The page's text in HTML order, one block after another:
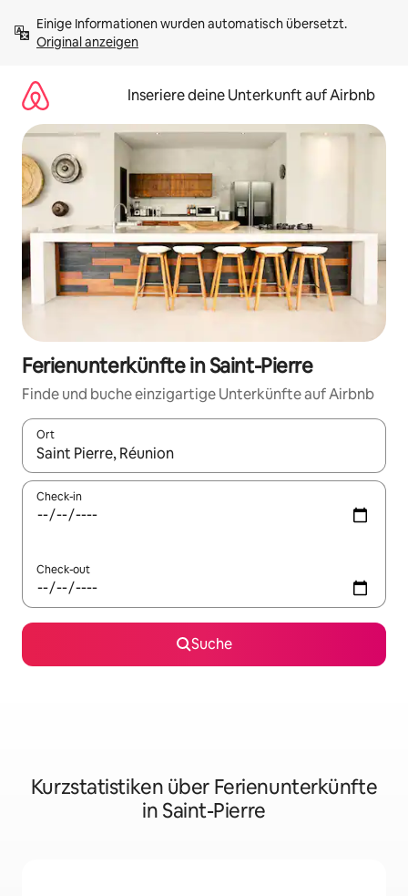
Inhalten
springenOriginal anzeigen
Inseriere deine Unterkunft auf Airbnb
Ferienunterkünfte in Saint-Pierre
Finde und buche einzigartige Unterkünfte auf Airbnb
Ort
Wenn Ergebnisse verfügbar sind, navigiere mit den
Check-in
Check-out
Suche
Kurzstatistiken über Ferienunterkünfte
in Saint-Pierre